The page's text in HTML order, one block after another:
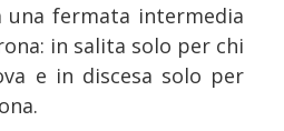
fermata intermedia
in salita solo per chi
e in discesa solo per